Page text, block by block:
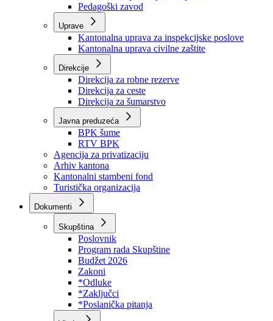
Zavod zdravstvenog osiguranja
Zavod za javno zdravstvo
Zavod za besplatnu pravnu pomoć
Pedagoški zavod
Kantonalna uprava za inspekcijske poslove
Kantonalna uprava civilne zaštite
Direkcije
Direkcija za robne rezerve
Direkcija za ceste
Direkcija za šumarstvo
Javna preduzeća
BPK šume
RTV BPK
Agencija za privatizaciju
Arhiv kantona
Kantonalni stambeni fond
Turistička organizacija
Dokumenti
Skupština
Poslovnik
Program rada Skupštine
Budžet 2026
Zakoni
*Odluke